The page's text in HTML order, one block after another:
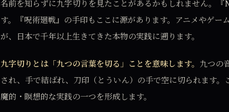
名前を知らずに九字切りを見たことがあるかもしれません。
す。『呪術廻戦』の手印もここに源があります。アニメやゲ
が、日本で千年以上生きてきた本物の実践に遡ります。
九字切りとは「九つの言葉を切る」ことを意味します。 九つの
され、手で結ばれ、刀印（とういん）の手で空に切られます
魔的・瞑想的な実践の一つを形成します。